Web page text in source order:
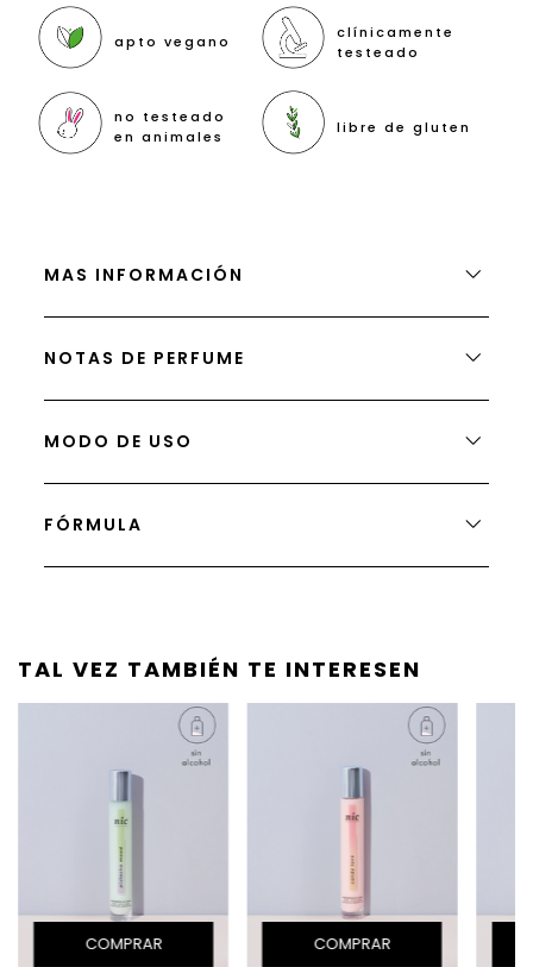
apto vegano
clínicamente
testeado
no testeado
en animales
libre de gluten
MAS INFORMACIÓN
NOTAS DE PERFUME
MODO DE USO
FÓRMULA
TAL VEZ TAMBIÉN TE INTERESEN